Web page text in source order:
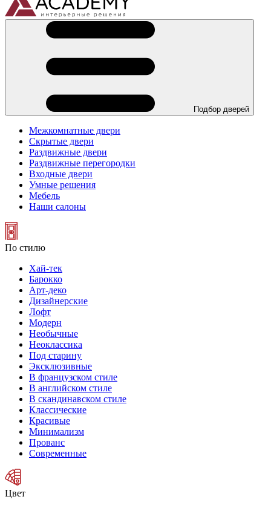
Подбор дверей
Межкомнатные двери
Скрытые двери
Раздвижные двери
Раздвижные перегородки
Входные двери
Умные решения
Мебель
Наши салоны
По стилю
Хай-тек
Барокко
Арт-деко
Дизайнерские
Лофт
Модерн
Необычные
Неоклассика
Под старину
Эксклюзивные
В французском стиле
В английском стиле
В скандинавском стиле
Классические
Красивые
Минимализм
Прованс
Современные
Цвет